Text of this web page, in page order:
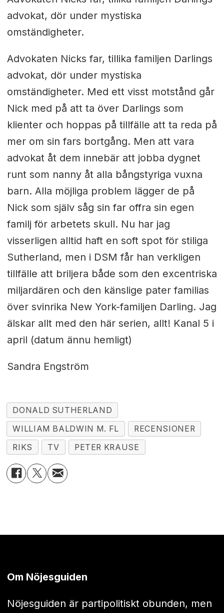
advokat, dör under mystiska
omständigheter.
Advokaten Nicks far, tillika familjen Darlings
advokat, dör under mystiska
omständigheter. Med ett visst motstånd går
Nick med på att ta över Darlings som
klienter och hoppas på tillfälle att ta reda på
mer om sin fars bortgång. Men att vara
advokat åt dem innebär att jobba dygnet
runt som nanny åt alla bångstyriga vuxna
barn. Alla möjliga problem lägger de på
Nick som själv såg sin far offra sin egen
familj för arbetets skull. Nu har jag
visserligen alltid haft en soft spot för stiliga
Sutherland, men i DSM får han verkligen
tillfälle att briljera både som den excentriska
miljardären och den känslige pater familias
över svinrika New York-familjen Darling. Jag
älskar allt med den här serien, allt! Kanal 5 i
april (datum ännu hemligt)
Sandra Engström
DONALD SUTHERLAND
WILLIAM BALDWIN M. FL
RECENSIONER
RIKS
TV PETER KRAUSE
Om Nöjesguiden
Nöjesguiden är partipolitiskt obunden, men